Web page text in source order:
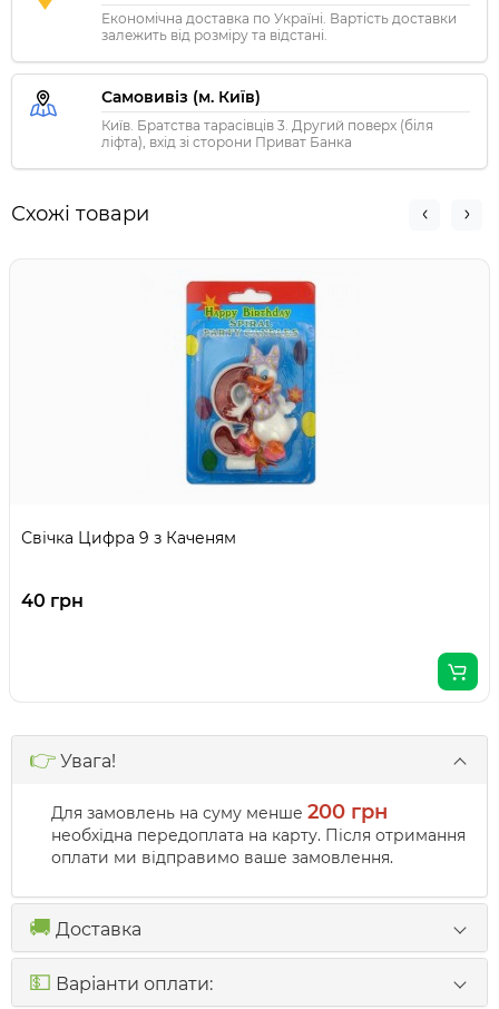
Економічна доставка по Україні. Вартість доставки
залежить від розміру та відстані.
Самовивіз (м. Київ)
Київ. Братства тарасівців 3. Другий поверх (біля
ліфта), вхід зі сторони Приват Банка
Схожі товари
Свічка Цифра 9 з Каченям
40 грн
👉 Увага!
Для замовлень на суму менше 200 грн
необхідна передоплата на карту. Після отримання
оплати ми відправимо ваше замовлення.
🚚 Доставка
💵 Варіанти оплати: